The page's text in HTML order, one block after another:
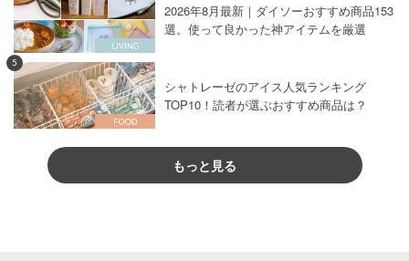
2026年8月最新｜ダイソーおすすめ商品153
選。使って良かった神アイテムを厳選
5
シャトレーゼのアイス人気ランキング
TOP10！読者が選ぶおすすめ商品は？
もっと見る